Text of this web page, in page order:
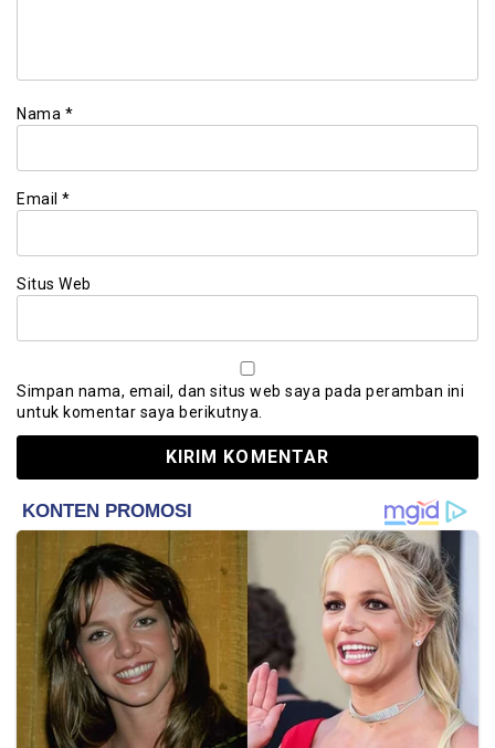
Nama *
Email *
Situs Web
Simpan nama, email, dan situs web saya pada peramban ini
untuk komentar saya berikutnya.